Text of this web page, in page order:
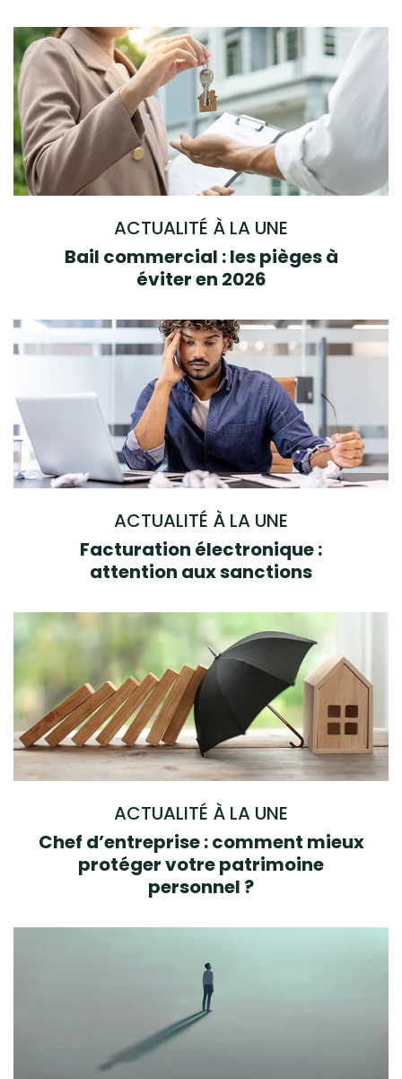
ACTUALITÉ À LA UNE
Bail commercial : les pièges à
éviter en 2026
ACTUALITÉ À LA UNE
Facturation électronique :
attention aux sanctions
ACTUALITÉ À LA UNE
Chef d’entreprise : comment mieux
protéger votre patrimoine
personnel ?